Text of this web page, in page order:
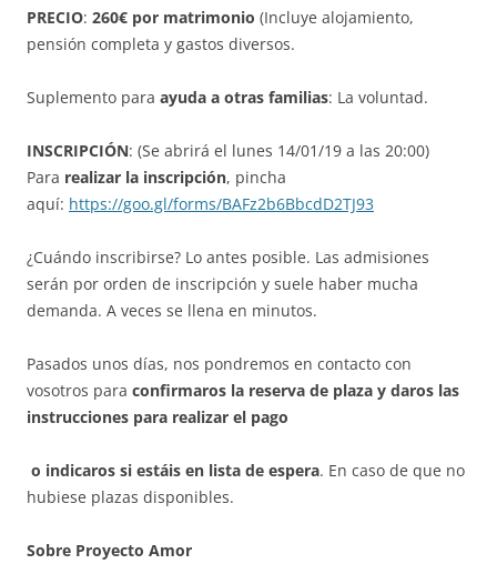
PRECIO: 260€ por matrimonio (Incluye alojamiento,
pensión completa y gastos diversos.
Suplemento para ayuda a otras familias: La voluntad.
INSCRIPCIÓN: (Se abrirá el lunes 14/01/19 a las 20:00)
Para realizar la inscripción, pincha
aquí: https://goo.gl/forms/BAFz2b6BbcdD2TJ93
¿Cuándo inscribirse? Lo antes posible. Las admisiones
serán por orden de inscripción y suele haber mucha
demanda. A veces se llena en minutos.
Pasados unos días, nos pondremos en contacto con
vosotros para confirmaros la reserva de plaza y daros las
instrucciones para realizar el pago
o indicaros si estáis en lista de espera. En caso de que no
hubiese plazas disponibles.
Sobre Proyecto Amor